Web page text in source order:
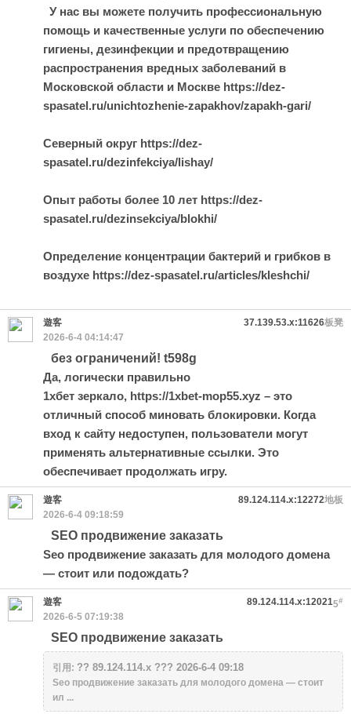
У нас вы можете получить профессиональную
помощь и качественные услуги по обеспечению
гигиены, дезинфекции и предотвращению
распространения вредных заболеваний в
Московской области и Москве https://dez-
spasatel.ru/unichtozhenie-zapakhov/zapakh-gari/
Северный округ https://dez-
spasatel.ru/dezinfekciya/lishay/
Опыт работы более 10 лет https://dez-
spasatel.ru/dezinsekciya/blokhi/
Определение концентрации бактерий и грибков в
воздухе https://dez-spasatel.ru/articles/kleshchi/
板凳
遊客
37.139.53.x:11626
2026-6-4 04:14:47
без ограничений! t598g
Да, логически правильно
1хбет зеркало, https://1xbet-mop55.xyz – это
отличный способ миновать блокировки. Когда
вход к сайту недоступен, пользователи могут
применять альтернативные ссылки. Это
обеспечивает продолжать игру.
地板
遊客
89.124.114.x:12272
2026-6-4 09:18:59
SEO продвижение заказать
Seo продвижение заказать для молодого домена
— стоит или подождать?
5#
遊客
89.124.114.x:12021
2026-6-5 07:19:38
SEO продвижение заказать
引用: ?? 89.124.114.x ??? 2026-6-4 09:18
Seo продвижение заказать для молодого домена — стоит
ил ...